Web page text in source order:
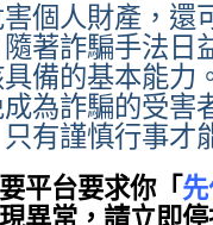
個人財產，還
著詐騙手法日
備的基本能力
為詐騙的受害
有謹慎行事才
平台要求你「
異常，請立即